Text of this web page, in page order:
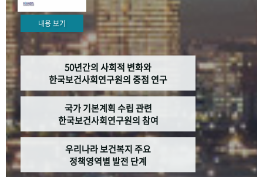
내용 보기
50년간의 사회적 변화와
한국보건사회연구원의 중점 연구
국가 기본계획 수립 관련
한국보건사회연구원의 참여
우리나라 보건복지 주요
정책영역별 발전 단계